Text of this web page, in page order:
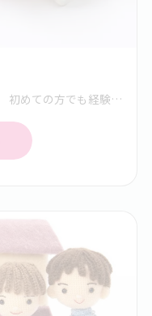
訪問看護ステーションのお仕事です。 初めての方でも経験豊富なスタッフが同行訪問し、丁寧に指導します。 初期研修や学会などの外部研修にも積極的に参加します。 スキルアップにより昇給もあり。 次事業所開設の管理者候補も目指せます。 電動自転車などで訪問看護利用者様のご自宅にうかがい、在宅看護/リハビリテーションサービスを提供します。ご利用者様は退院後のケアが必要な方、ターミナルケアの方々が中心となります。また、難病、精神科訪問看護、も実施しています。 訪問看護が初めての方でも同行訪問してスキルアップをサポートしますので、安心して働いていただけます。